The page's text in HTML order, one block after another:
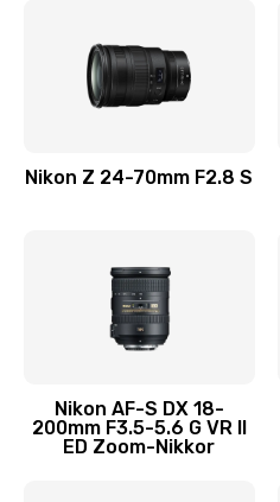
Nikon Z 24-70mm F2.8 S
Nikon AF-S DX 18-
200mm F3.5-5.6 G VR II
ED Zoom-Nikkor